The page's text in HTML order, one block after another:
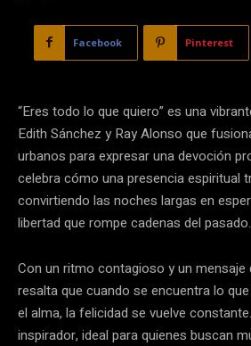
Facebook Pinterest
“Eres todo lo que quiero” es una
Edith Sánchez y Ray Alonso que
urbanos para expresar una devoción
celebra cómo una presencia espiritual
convirtiendo las noches largas en
libertad que rompe cadenas del pasado.
Con un ritmo contagioso y un mensaje
resalta que cuando se encuentra lo
el alma, la felicidad se vuelve
inspirador, ideal para quienes buscan